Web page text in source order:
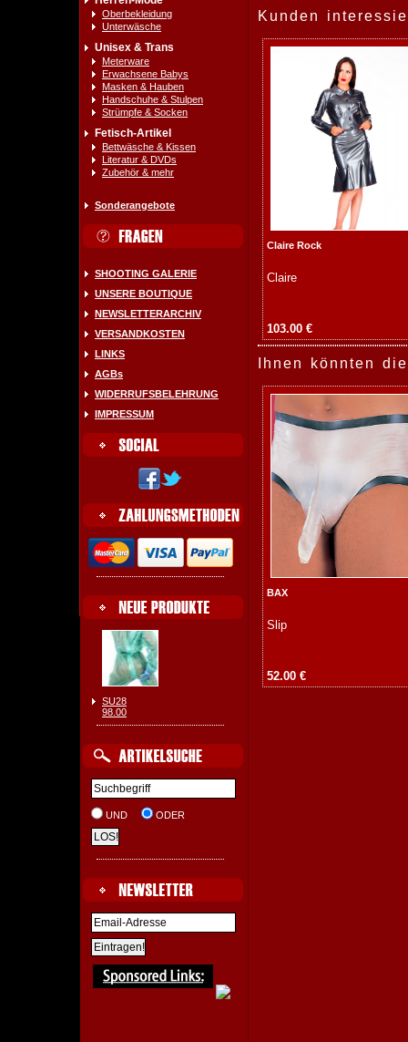
Oberbekleidung
Unterwäsche
Unisex & Trans
Meterware
Erwachsene Babys
Masken & Hauben
Handschuhe & Stulpen
Strümpfe & Socken
Fetisch-Artikel
Bettwäsche & Kissen
Literatur & DVDs
Zubehör & mehr
Sonderangebote
SHOOTING GALERIE
UNSERE BOUTIQUE
NEWSLETTERARCHIV
VERSANDKOSTEN
LINKS
AGBs
WIDERRUFSBELEHRUNG
IMPRESSUM
SU28
98.00
UND ODER
Kunden
Claire Rock
Claire
103.00 €
Ihnen könnten
BAX
Slip
52.00 €